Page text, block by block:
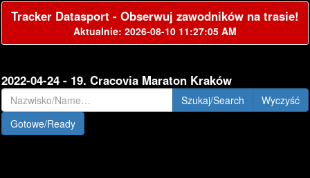
Tracker Datasport - Obserwuj zawodników na trasie!
Aktualnie: 2026-08-10 11:27:05 AM
2022-04-24 - 19. Cracovia Maraton Kraków
Szukaj/Search
Gotowe/Ready